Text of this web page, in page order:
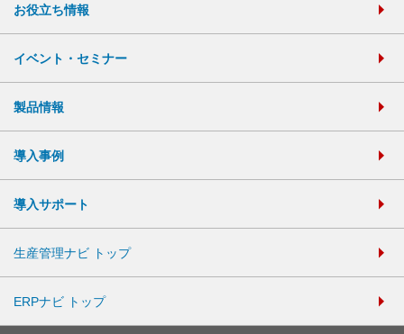
お役立ち情報
イベント・セミナー
製品情報
導入事例
導入サポート
生産管理ナビ トップ
ERPナビ トップ